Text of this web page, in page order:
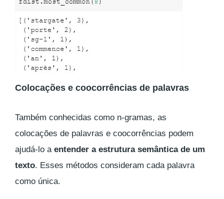
Colocações e coocorrências de palavras
Também conhecidas como n-gramas, as
colocações de palavras e coocorrências podem
ajudá-lo a entender a estrutura semântica de um
texto. Esses métodos consideram cada palavra
como única.